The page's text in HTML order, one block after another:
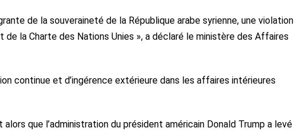
de la souveraineté de la République arabe syrienne, une violation
la Charte des Nations Unies », a déclaré le ministère des Affaires
continue et d’ingérence extérieure dans les affaires intérieures
que l’administration du président américain Donald Trump a levé